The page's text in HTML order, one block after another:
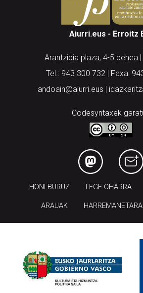
Aiurri.eus - Erroitz
Arantzibia plaza, 4-5 behea |
Tel.: 943 300 732 | Faxa:
andoain@aiurri.eus |
Codesyntaxek
HONI BURUZ LEGE OHARRA
ARAUAK